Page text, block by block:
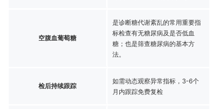
空腹血葡萄糖
是诊断糖代谢紊乱的常用重要指
标检查有无糖尿病及是否低血
糖；也是筛查糖尿病的基本方
法。
检后持续跟踪
如需动态观察异常指标，3-6个
月内跟踪免费复检